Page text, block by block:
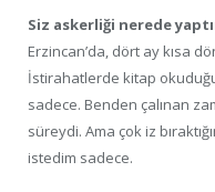
Siz askerliği nerede
Erzincan’da, dört ay kısa
İstirahatlerde kitap
sadece. Benden çalınan
süreydi. Ama çok iz
istedim sadece.